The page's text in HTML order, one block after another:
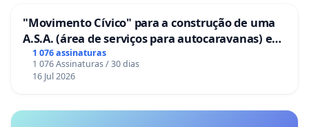
"Movimento Cívico" para a construção de uma
A.S.A. (área de serviços para autocaravanas) em
Coimbra
1 076 assinaturas
1 076 Assinaturas / 30 dias
16 Jul 2026